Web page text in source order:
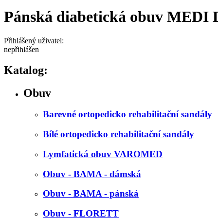
Pánská diabetická obuv MEDI
Přihlášený uživatel:
nepřihlášen
Katalog:
Obuv
Barevné ortopedicko rehabilitační sandály
Bílé ortopedicko rehabilitační sandály
Lymfatická obuv VAROMED
Obuv - BAMA - dámská
Obuv - BAMA - pánská
Obuv - FLORETT